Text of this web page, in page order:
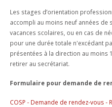
Les stages d’orientation
accompli au moins neuf années de
vacances scolaires, ou en cas de
pour une durée totale n'excédant
présentées à la direction au moins
retirer au secrétariat.
Formulaire pour demande de
COSP - Demande de rendez-vous -